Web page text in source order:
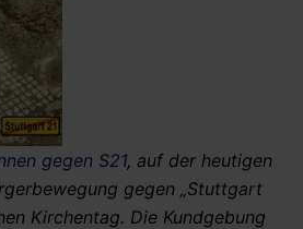
gegen S21, auf der heutigen
gegen „Stuttgart
Kirchentag. Die Kundgebung